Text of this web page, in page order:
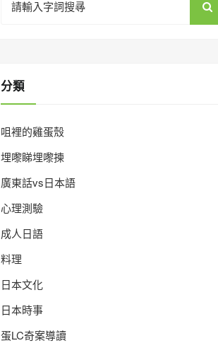
for:
分類
咀裡的雞蛋殼
埋嚟睇埋嚟揀
廣東話vs日本語
心理測驗
成人日語
料理
日本文化
日本時事
蛋LC奇案導讀